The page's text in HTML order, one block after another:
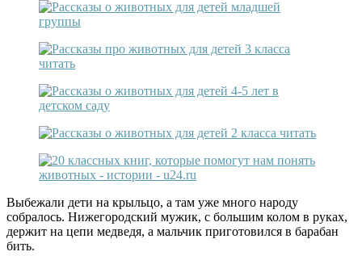
Выбежали дети на крыльцо, а там уже много народу
собралось. Нижегородский мужик, с большим колом в руках,
держит на цепи медведя, а мальчик приготовился в барабан
бить.